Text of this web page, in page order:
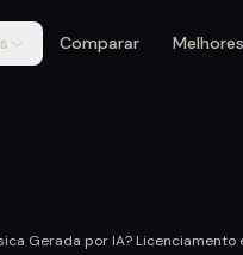
Comparar Melhores
Gerada por IA? Licenciamento